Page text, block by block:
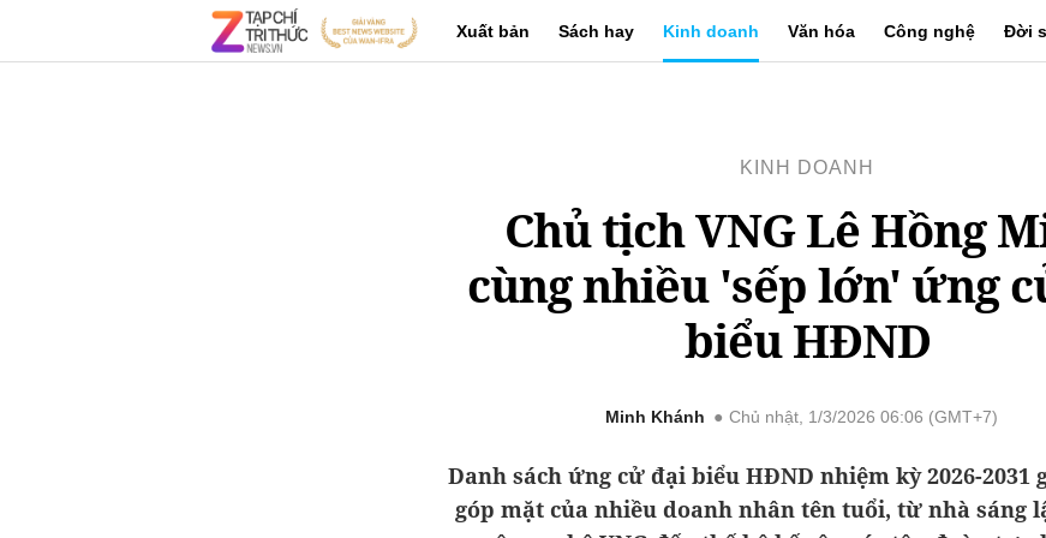
Xuất bản Sách hay Kinh doanh Văn hóa Công nghệ Đời
KINH DOANH
Chủ tịch VNG Lê Hồng
cùng nhiều 'sếp lớn' ứng
biểu HĐND
Minh Khánh Chủ nhật, 1/3/2026 06:06 (GMT+7)
Danh sách ứng cử đại biểu HĐND nhiệm kỳ 2026-2031
góp mặt của nhiều doanh nhân tên tuổi, từ nhà sáng